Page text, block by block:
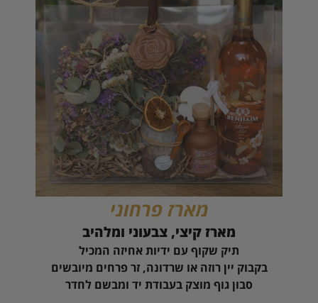
מארז פרחוני
מארז קיצי, צבעוני ומלהיב
תיק שקוף עם ידיות אחיזה המכיל
בקבוק יין רוזה או שרדונה, זר פרחים מיובשים
סבון גוף מוצק בעבודת יד ומבשם לחדר